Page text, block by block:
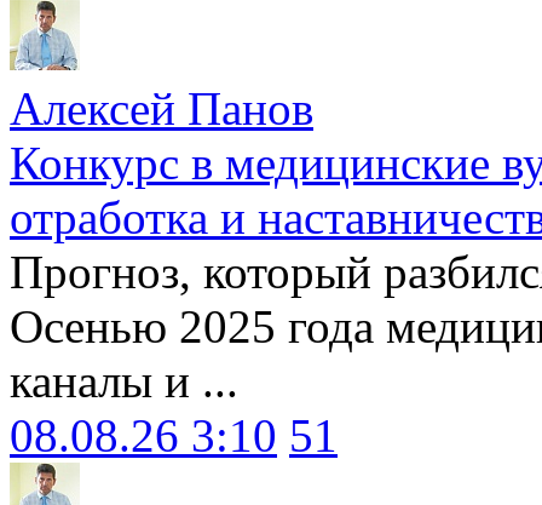
Алексей Панов
Конкурс в медицинские
отработка и
Прогноз, который
Осенью 2025 года
каналы и ...
08.08.26 3:10 51